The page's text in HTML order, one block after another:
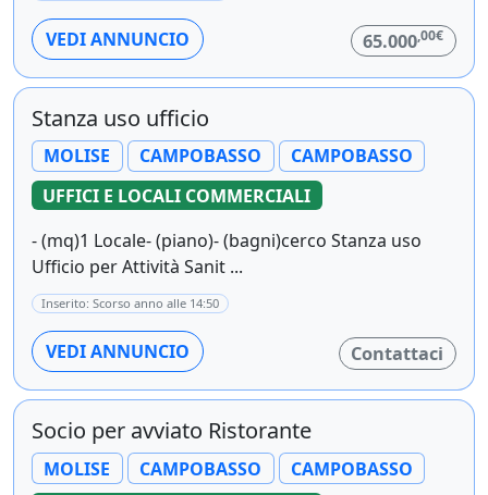
VEDI ANNUNCIO 65.000,00€
Stanza uso ufficio
MOLISE CAMPOBASSO
CAMPOBASSO
UFFICI E LOCALI COMMERCIALI
- (mq)1 Locale- (piano)- (bagni)cerco Stanza uso
Ufficio per Attività Sanit ...
Inserito: Scorso anno alle 14:50
VEDI ANNUNCIO Contattaci
Socio per avviato Ristorante
MOLISE CAMPOBASSO
CAMPOBASSO